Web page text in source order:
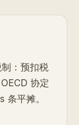
：预扣税
协定
平摊。